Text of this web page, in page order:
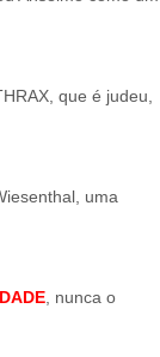
que é judeu,
uma
, nunca o